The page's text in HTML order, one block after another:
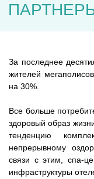
За последнее
жителей
на 30%.
Все больше
здоровый образ
тенденцию
непрерывному
связи с этим, спа-
инфраструктуры